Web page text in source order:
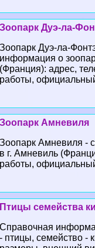
Зоопарк Дуэ-ла-
Зоопарк Дуэ-ла-
информация о
(Франция): адрес,
работы,
Зоопарк Амневиля
Зоопарк Амневиля -
в г. Амневиль
работы,
Птицы семейства
Справочная
- птицы, семейство -